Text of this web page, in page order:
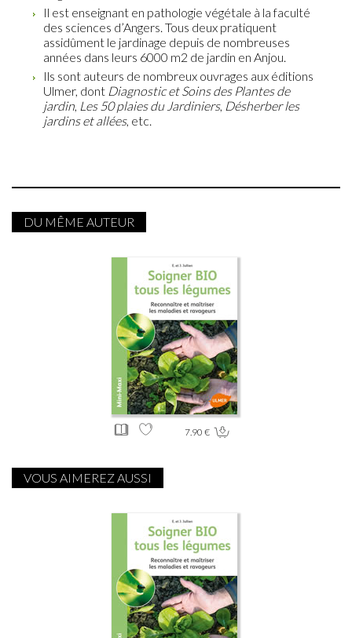
Il est enseignant en pathologie végétale à la faculté
des sciences d’Angers. Tous deux pratiquent
assidûment le jardinage depuis de nombreuses
années dans leurs 6000 m2 de jardin en Anjou.
Ils sont auteurs de nombreux ouvrages aux éditions
Ulmer, dont Diagnostic et Soins des Plantes de
jardin, Les 50 plaies du Jardiniers, Désherber les
jardins et allées, etc.
DU MÊME AUTEUR
7.90 €
VOUS AIMEREZ AUSSI